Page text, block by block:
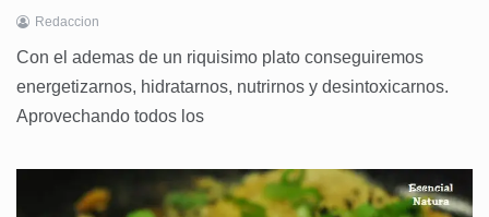
Redaccion
Con el ademas de un riquisimo plato conseguiremos
energetizarnos, hidratarnos, nutrirnos y desintoxicarnos.
Aprovechando todos los